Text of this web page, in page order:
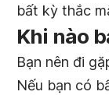
bất kỳ thắc
Khi nào
Bạn nên đi
Nếu bạn có